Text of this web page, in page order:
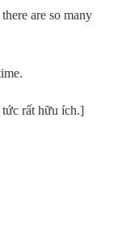
are so many
rất hữu ích.]